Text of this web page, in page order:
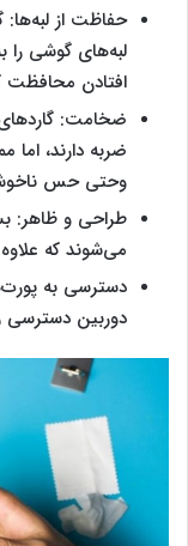
حفاظت از لبه‌ها:
لبه‌های گوشی را
افتادن محافظت
ضخامت:
ضربه دارند،
وحتی حس
طراحی و ظاهر:
می‌شوند که
دسترسی به
دوربین دسترسی